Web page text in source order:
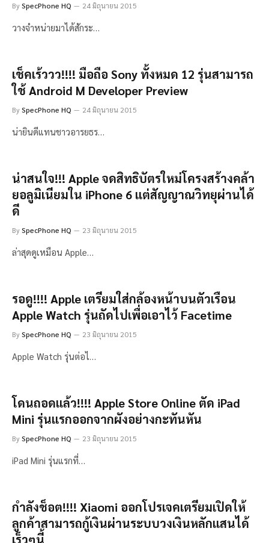
BySpecPhone HQ 24 มิถุนายน 2015
วางจำหน่ายมาได้สักระ…
เช็คเร้ววว!!!! มือถือ Sony ทั้งหมด 12 รุ่นสามารถ
ใช้ Android M Developer Preview
BySpecPhone HQ 24 มิถุนายน 2015
น่ายินดีแทนชาวอารยธร…
น่าสนใจ!!! Apple จดสิทธิบัตรใหม่โครงสร้างคล้า
ยอลูมิเนียมใน iPhone 6 แต่สัญญาณวิทยุผ่านได้
ดี
BySpecPhone HQ 23 มิถุนายน 2015
ล่าสุดดูเหมือน Apple…
รอดู!!!! Apple เตรียมใส่กล้องหน้าบนตัวเรือน
Apple Watch รุ่นถัดไปเพื่อเอาไว้ Facetime
BySpecPhone HQ 23 มิถุนายน 2015
Apple Watch รุ่นต่อไ…
โดนถอดแล้ว!!!! Apple Store Online ตัด iPad
Mini รุ่นแรกออกจากผังอย่างกะทันหัน
BySpecPhone HQ 23 มิถุนายน 2015
iPad Mini รุ่นแรกที่…
กำลังช็อต!!!! Xiaomi ออกโปรเจคเตรียมเปิดให้
ลูกค้าสามารถกู้เงินผ่านระบบวงเงินหลักแสนได้
เร็วๆนี้